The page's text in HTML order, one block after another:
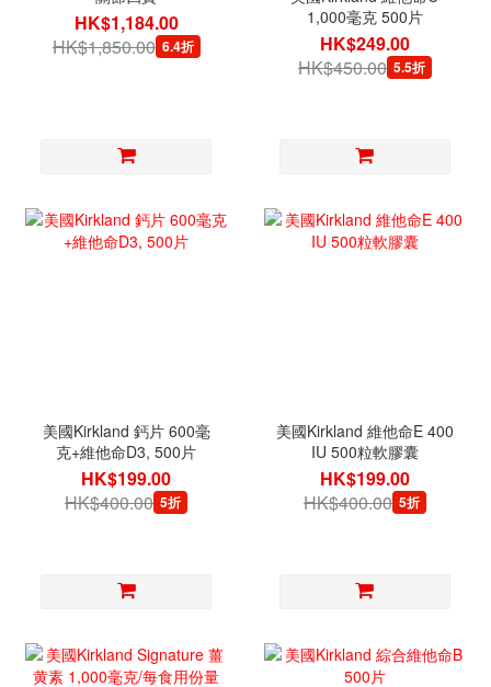
HK$1,184.00
HK$1,850.00 6.4折
1,000毫克 500片
HK$249.00
HK$450.00 5.5折
美國Kirkland 鈣片 600毫
克+維他命D3, 500片
HK$199.00
HK$400.00 5折
美國Kirkland 維他命E 400
IU 500粒軟膠囊
HK$199.00
HK$400.00 5折